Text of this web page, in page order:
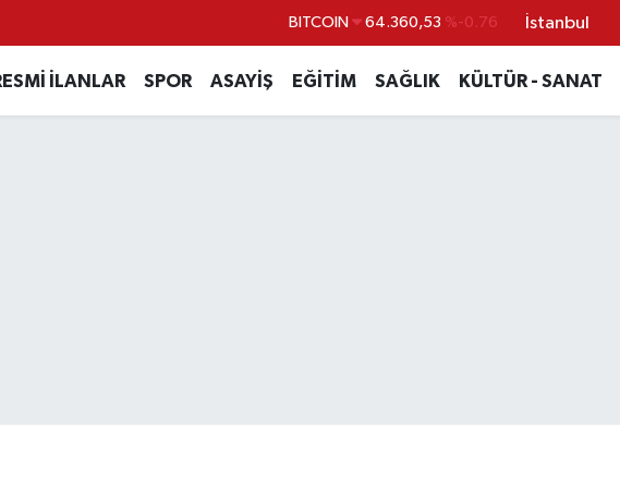
DOLAR 47,7069 %0.17
EURO 55,0265 %0.01
İstanbul
İLANLAR SPOR ASAYİŞ EĞİTİM SAĞLIK KÜLTÜR - SANAT